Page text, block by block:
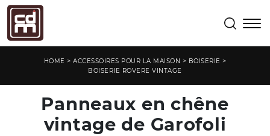
HOME > ACCESSOIRES POUR LA MAISON > BOISERIE >
BOISERIE ROVERE VINTAGE
Panneaux en chêne
vintage de Garofoli